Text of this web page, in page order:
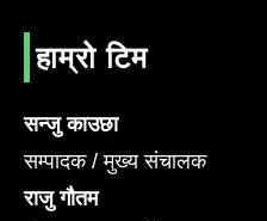
हाम्रो टिम
सन्जु काउछा
सम्पादक / मुख्य संचालक
राजु गौतम